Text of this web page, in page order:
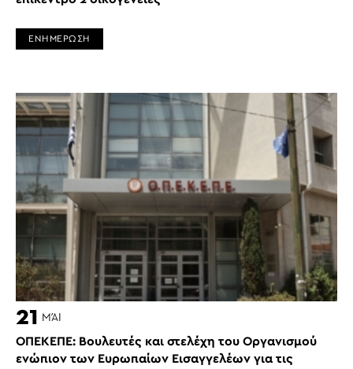
ΕΝΗΜΕΡΩΣΗ
21 ΜΆΙ
ΟΠΕΚΕΠΕ: Βουλευτές και στελέχη του Οργανισμού
ενώπιον των Ευρωπαίων Εισαγγελέων για τις